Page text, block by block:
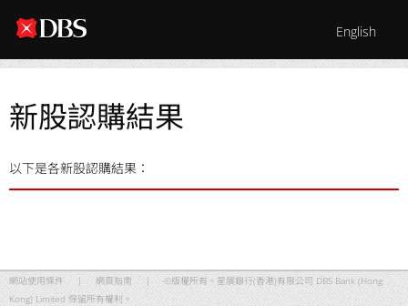
English
新股認購結果
以下是各新股認購結果：
網站使用條件 | 網頁指南 |
©版權所有。星展銀行(香港)有限公司 DBS Bank (Hong
Kong) Limited 保留所有權利。